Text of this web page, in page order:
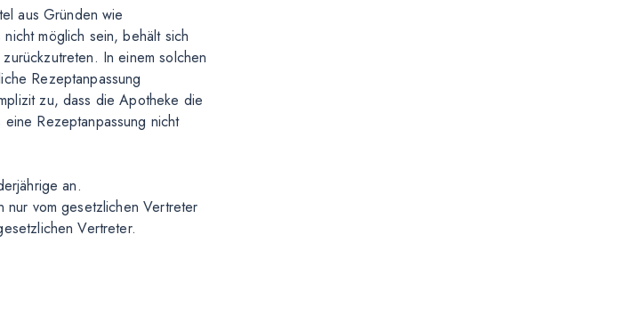
aus Gründen wie
möglich sein, behält sich
In einem solchen
Rezeptanpassung
zu, dass die Apotheke die
Rezeptanpassung nicht
an.
vom gesetzlichen Vertreter
Vertreter.